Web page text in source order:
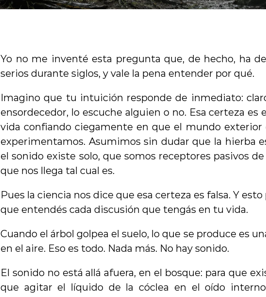
Yo no me inventé esta pregunta que, de hecho, ha
serios durante siglos, y vale la pena entender por qué.
Imagino que tu intuición responde de inmediato:
ensordecedor, lo escuche alguien o no. Esa certeza es
vida confiando ciegamente en que el mundo
experimentamos. Asumimos sin dudar que la hierba
el sonido existe solo, que somos receptores pasivos
que nos llega tal cual es.
Pues la ciencia nos dice que esa certeza es falsa. Y
que entendés cada discusión que tengás en tu vida.
Cuando el árbol golpea el suelo, lo que se produce es
en el aire. Eso es todo. Nada más. No hay sonido.
El sonido no está allá afuera, en el bosque: para que
que agitar el líquido de la cóclea en el oído